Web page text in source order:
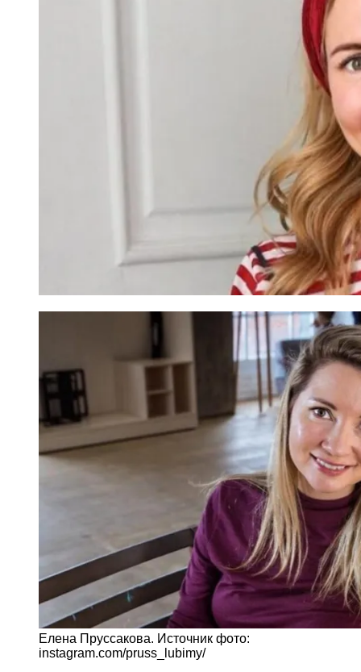
Елена Пруссакова. Источник фото:
instagram.com/pruss_lubimy/